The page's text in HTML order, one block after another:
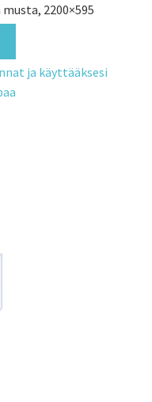
2200×595
ja käyttääksesi